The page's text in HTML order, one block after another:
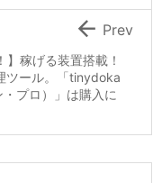
】稼げる装置搭載！
ツール。「tinydoka
プロ）」は購入に
 Prev